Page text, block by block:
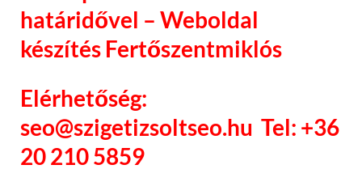
határidővel – Weboldal
készítés Fertőszentmiklós
Elérhetőség:
seo@szigetizsoltseo.hu Tel: +36
20 210 5859